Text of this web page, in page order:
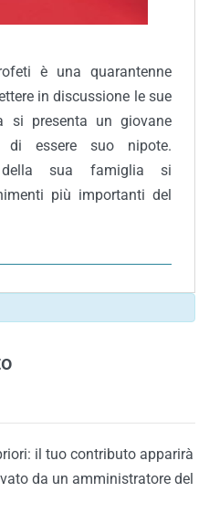
è una quarantenne
in discussione le sue
si presenta un giovane
di essere suo nipote.
sua famiglia si
più importanti del
il tuo contributo apparirà
da un amministratore del